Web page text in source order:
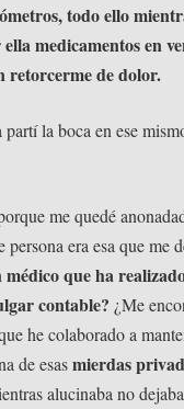
todo ello
medicamentos en
retorcerme de dolor.
la boca en ese
me quedé
era esa que me
médico que ha
contable? ¿Me
he colaborado a
de esasmierdas
alucinaba no